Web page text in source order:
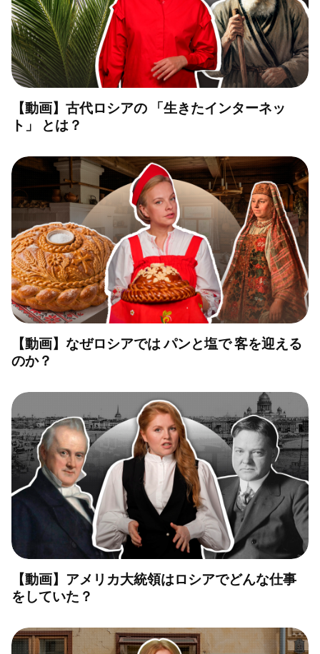
【動画】古代ロシアの 「生きたインターネッ
ト」 とは？
【動画】なぜロシアでは パンと塩で 客を迎える
のか？
【動画】アメリカ大統領はロシアでどんな仕事
をしていた？